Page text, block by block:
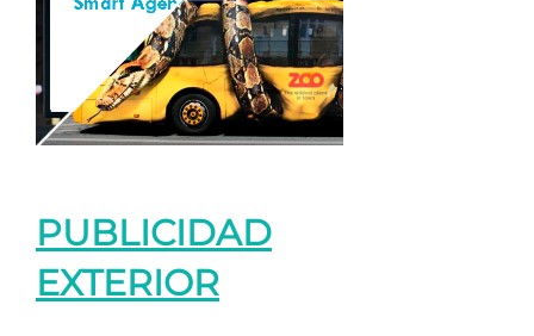
PUBLICIDAD
EXTERIOR